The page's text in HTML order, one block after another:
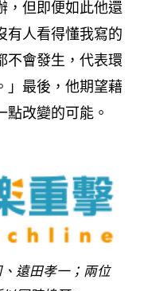
，但即便如此他還
有人看得懂我寫的
不會發生，代表環
」最後，他期望藉
點改變的可能。
遠田孝一；兩位